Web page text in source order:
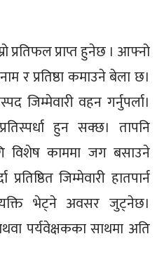
प्रतिफल प्राप्त हुनेछ । आफ्नो
र प्रतिष्ठा कमाउने बेला छ।
जिम्मेवारी वहन गर्नुपर्ला।
हुन सक्छ। तापनि
विशेष काममा जग बसाउने
जिम्मेवारी हातपार्न
भेट्ने अवसर जुट्नेछ।
पर्यवेक्षकका साथमा अति